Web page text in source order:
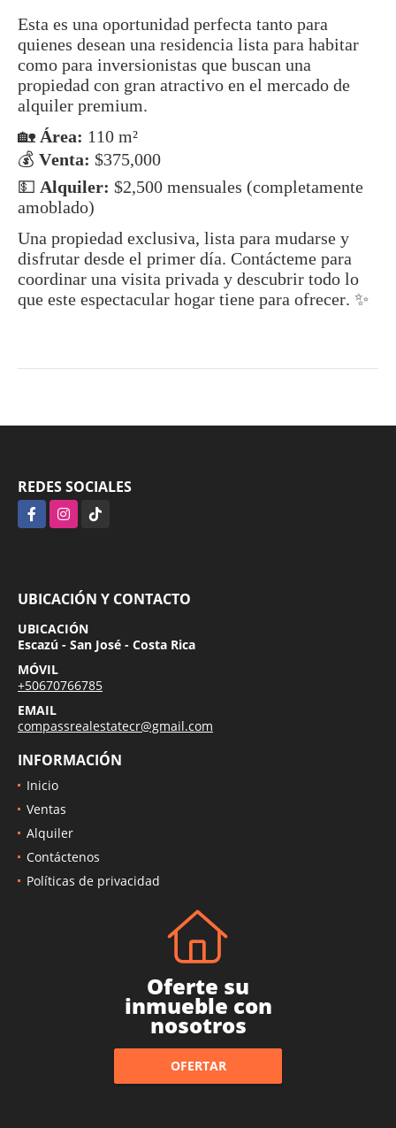
Esta es una oportunidad perfecta tanto para
quienes desean una residencia lista para habitar
como para inversionistas que buscan una
propiedad con gran atractivo en el mercado de
alquiler premium.
🏡 Área: 110 m²
💰 Venta: $375,000
💵 Alquiler: $2,500 mensuales (completamente
amoblado)
Una propiedad exclusiva, lista para mudarse y
disfrutar desde el primer día. Contácteme para
coordinar una visita privada y descubrir todo lo
que este espectacular hogar tiene para ofrecer. ✨
REDES SOCIALES
FacebookInstagramTikTok
UBICACIÓN Y CONTACTO
UBICACIÓN
Escazú - San José - Costa Rica
MÓVIL
+50670766785
EMAIL
compassrealestatecr@gmail.com
INFORMACIÓN
Inicio
Ventas
Alquiler
Contáctenos
Políticas de privacidad
Oferte su
inmueble con
nosotros
OFERTAR